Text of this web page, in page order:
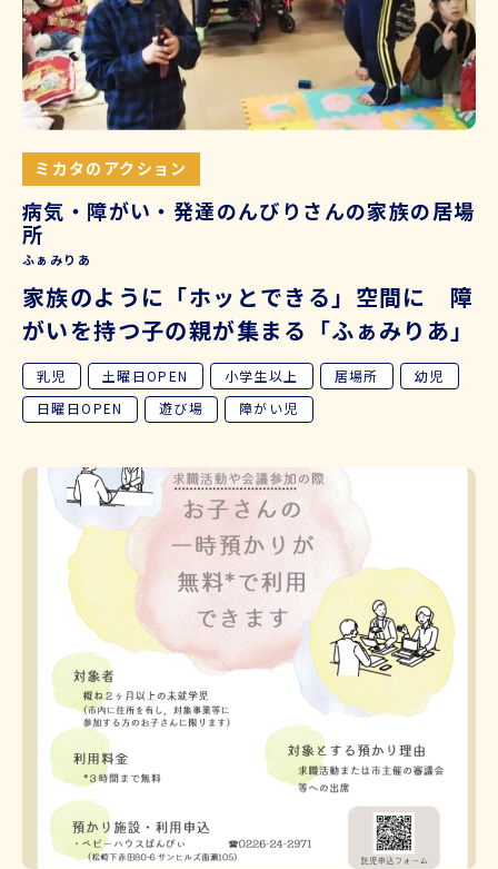
ミカタのアクション
病気・障がい・発達のんびりさんの家族の居場
所
ふぁみりあ
家族のように「ホッとできる」空間に 障
がいを持つ子の親が集まる「ふぁみりあ」
乳児 土曜日OPEN 小学生以上 居場所
幼児
日曜日OPEN
遊び場 障がい児